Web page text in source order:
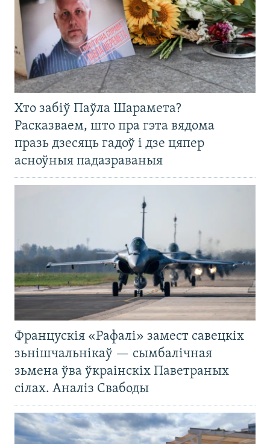
Хто забіў Паўла Шарамета?
Расказваем, што пра гэта вядома
празь дзесяць гадоў і дзе цяпер
асноўныя падазраваныя
Францускія «Рафалі» замест савецкіх
зьнішчальнікаў — сымбалічная
зьмена ўва ўкраінскіх Паветраных
сілах. Аналіз Свабоды